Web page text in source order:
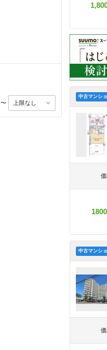
中古マンシ
中古マンシ
〜